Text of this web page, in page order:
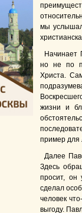
мы
Начинает
но не по
Христа.
жизни и
пример для
Далее
Здесь
просит, он
сделал
человек
выгоду.